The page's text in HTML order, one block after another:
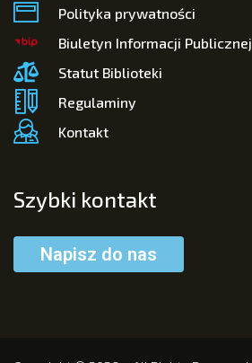
Polityka prywatności
Biuletyn Informacji Publicznej
Statut Biblioteki
Regulaminy
Kontakt
Szybki kontakt
Napisz do nas